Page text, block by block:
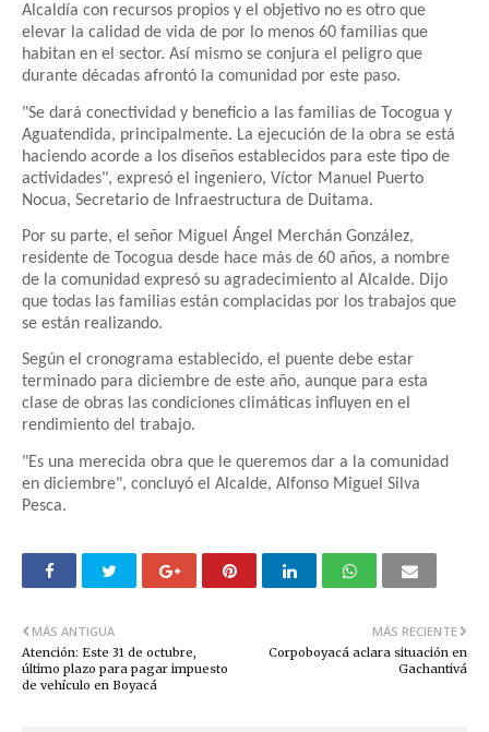
Alcaldía con recursos propios y el objetivo no es otro que
elevar la calidad de vida de por lo menos 60 familias que
habitan en el sector. Así mismo se conjura el peligro que
durante décadas afrontó la comunidad por este paso.
"Se dará conectividad y beneficio a las familias de Tocogua y
Aguatendida, principalmente. La ejecución de la obra se está
haciendo acorde a los diseños establecidos para este tipo de
actividades", expresó el ingeniero, Víctor Manuel Puerto
Nocua, Secretario de Infraestructura de Duitama.
Por su parte, el señor Miguel Ángel Merchán González,
residente de Tocogua desde hace más de 60 años, a nombre
de la comunidad expresó su agradecimiento al Alcalde. Dijo
que todas las familias están complacidas por los trabajos que
se están realizando.
Según el cronograma establecido, el puente debe estar
terminado para diciembre de este año, aunque para esta
clase de obras las condiciones climáticas influyen en el
rendimiento del trabajo.
"Es una merecida obra que le queremos dar a la comunidad
en diciembre", concluyó el Alcalde, Alfonso Miguel Silva
Pesca.
MÁS RECIENTE
Corpoboyacá aclara situación en
Gachantivá
MÁS ANTIGUA
Atención: Este 31 de octubre,
último plazo para pagar impuesto
de vehículo en Boyacá